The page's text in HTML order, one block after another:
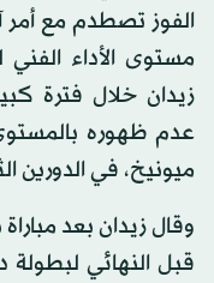
الفوز تصطدم مع أمر
مستوى الأداء
زيدان خلال فترة
عدم ظهوره
ميونيخ، في الدورين
وقال زيدان بعد
قبل النهائي لبطولة